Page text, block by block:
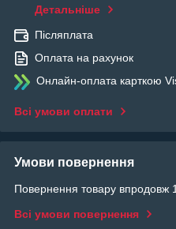
Детальніше
Післяплата
Оплата на рахунок
Онлайн-оплата карткою
Всі умови оплати
Умови повернення
Повернення товару впродовж
Всі умови повернення